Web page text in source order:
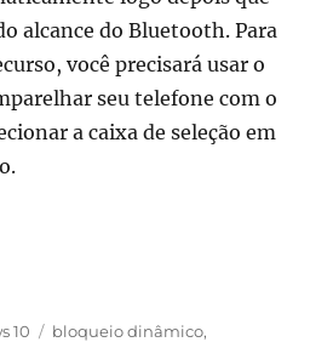
alcance do Bluetooth. Para
você precisará usar o
seu telefone com o
a caixa de seleção em
10 Tags
bloqueio dinâmico,